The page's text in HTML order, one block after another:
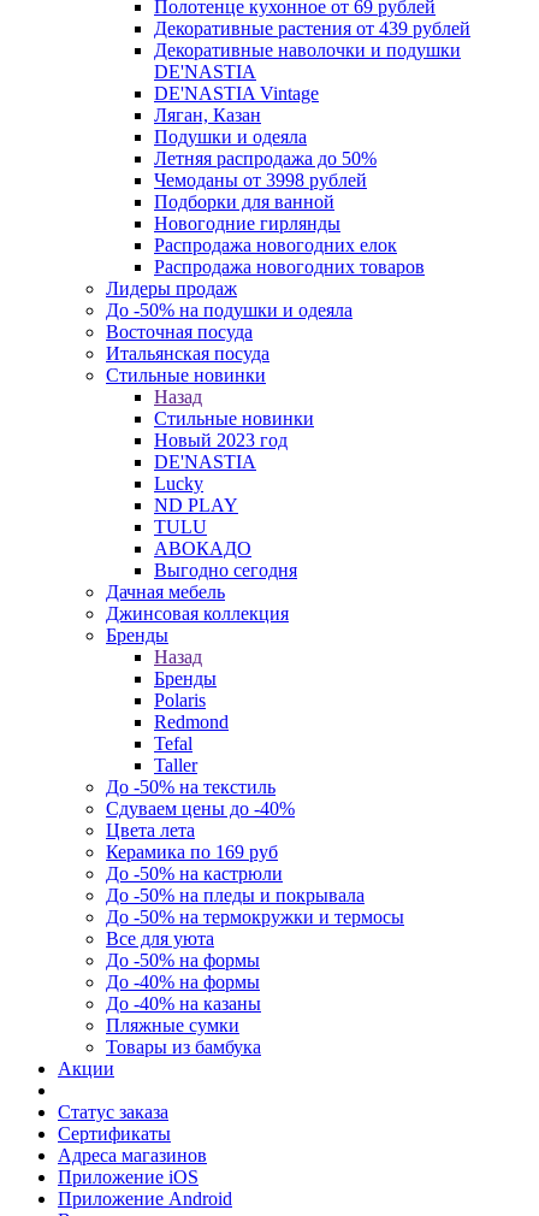
Полотенце кухонное от 69 рублей
Декоративные растения от 439 рублей
Декоративные наволочки и подушки
DE'NASTIA
DE'NASTIA Vintage
Ляган, Казан
Подушки и одеяла
Летняя распродажа до 50%
Чемоданы от 3998 рублей
Подборки для ванной
Новогодние гирлянды
Распродажа новогодних елок
Распродажа новогодних товаров
Лидеры продаж
До -50% на подушки и одеяла
Восточная посуда
Итальянская посуда
Стильные новинки
Назад
Стильные новинки
Новый 2023 год
DE'NASTIA
Lucky
ND PLAY
TULU
АВОКАДО
Выгодно сегодня
Дачная мебель
Джинсовая коллекция
Бренды
Назад
Бренды
Polaris
Redmond
Tefal
Taller
До -50% на текстиль
Сдуваем цены до -40%
Цвета лета
Керамика по 169 руб
До -50% на кастрюли
До -50% на пледы и покрывала
До -50% на термокружки и термосы
Все для уюта
До -50% на формы
До -40% на формы
До -40% на казаны
Пляжные сумки
Товары из бамбука
Акции
Статус заказа
Сертификаты
Адреса магазинов
Приложение iOS
Приложение Android